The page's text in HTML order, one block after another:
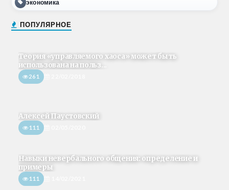
экономика
ПОПУЛЯРНОЕ
Теория «управляемого хаоса» может быть
использована на польз...
261
Алексей Паустовский
111
Навыки невербального общения: определение и
примеры
111